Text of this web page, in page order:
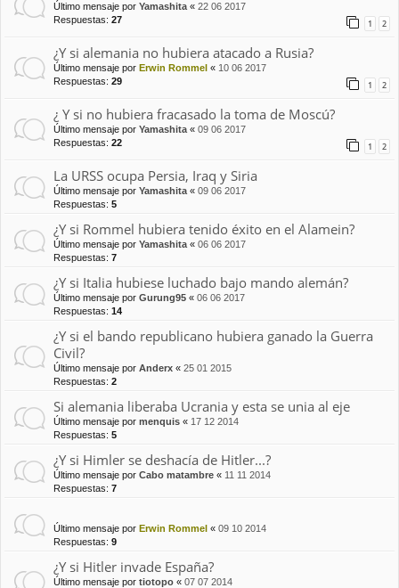
Último mensaje por Yamashita « 22 06 2017
Respuestas: 27 1 2
¿Y si alemania no hubiera atacado a Rusia?
Último mensaje por Erwin Rommel « 10 06 2017
Respuestas: 29 1 2
¿ Y si no hubiera fracasado la toma de Moscú?
Último mensaje por Yamashita « 09 06 2017
Respuestas: 22 1 2
La URSS ocupa Persia, Iraq y Siria
Último mensaje por Yamashita « 09 06 2017
Respuestas: 5
¿Y si Rommel hubiera tenido éxito en el Alamein?
Último mensaje por Yamashita « 06 06 2017
Respuestas: 7
¿Y si Italia hubiese luchado bajo mando alemán?
Último mensaje por Gurung95 « 06 06 2017
Respuestas: 14
¿Y si el bando republicano hubiera ganado la Guerra
Civil?
Último mensaje por Anderx « 25 01 2015
Respuestas: 2
Si alemania liberaba Ucrania y esta se unia al eje
Último mensaje por menquis « 17 12 2014
Respuestas: 5
¿Y si Himler se deshacía de Hitler...?
Último mensaje por Cabo matambre « 11 11 2014
Respuestas: 7
Último mensaje por Erwin Rommel « 09 10 2014
Respuestas: 9
¿Y si Hitler invade España?
Último mensaje por tiotopo « 07 07 2014